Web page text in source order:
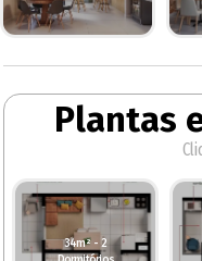
Plantas
34m² - 2